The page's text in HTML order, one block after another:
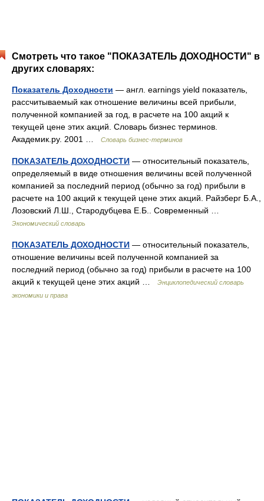
Смотреть что такое "ПОКАЗАТЕЛЬ ДОХОДНОСТИ" в
других словарях:
Показатель Доходности — англ. earnings yield показатель,
рассчитываемый как отношение величины всей прибыли,
полученной компанией за год, в расчете на 100 акций к
текущей цене этих акций. Словарь бизнес терминов.
Академик.ру. 2001 …
Словарь бизнес-терминов
ПОКАЗАТЕЛЬ ДОХОДНОСТИ — относительный показатель,
определяемый в виде отношения величины всей полученной
компанией за последний период (обычно за год) прибыли в
расчете на 100 акций к текущей цене этих акций. Райзберг Б.А.,
Лозовский Л.Ш., Стародубцева Е.Б.. Современный …
Экономический словарь
ПОКАЗАТЕЛЬ ДОХОДНОСТИ — относительный показатель,
отношение величины всей полученной компанией за
последний период (обычно за год) прибыли в расчете на 100
акций к текущей цене этих акций …
Энциклопедический словарь
экономики и права